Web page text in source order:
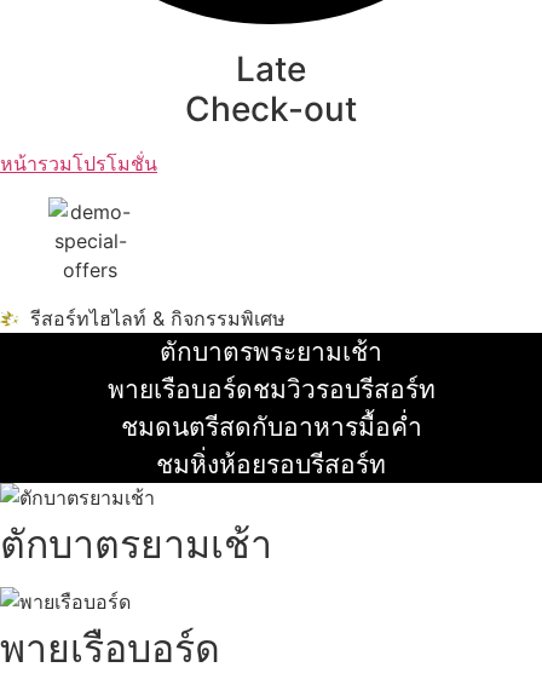
Late
Check-out
หน้ารวมโปรโมชั่น
รีสอร์ทไฮไลท์ & กิจกรรมพิเศษ
ตักบาตรพระยามเช้า
อ่านเพิ่ม
พายเรือบอร์ดชมวิวรอบรีสอร์ท
อ่านเพิ่ม
ชมดนตรีสดกับอาหารมื้อค่ำ
อ่านเพิ่ม
ชมหิ่งห้อยรอบรีสอร์ท
ตักบาตรยามเช้า
พายเรือบอร์ด